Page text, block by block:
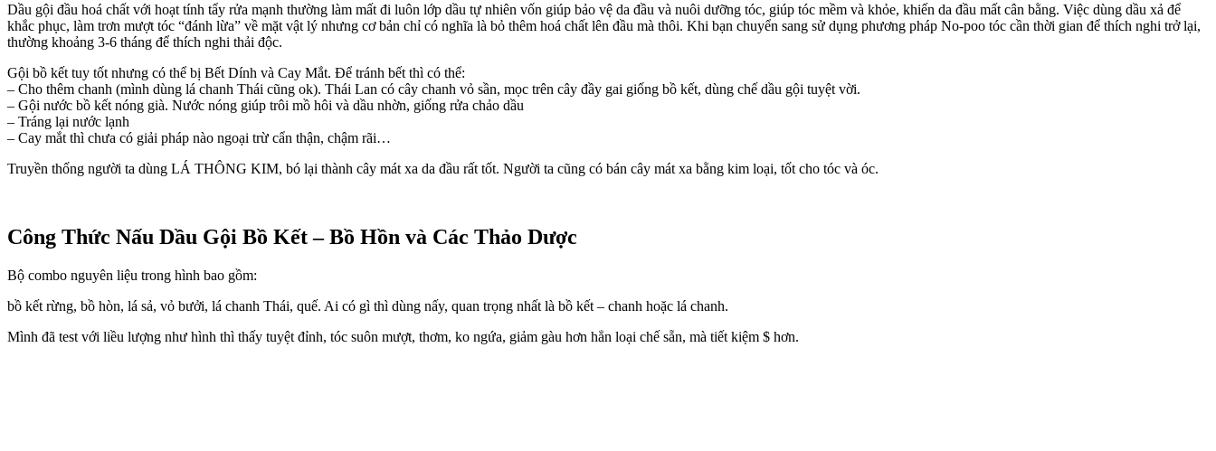
Dầu gội đầu hoá chất với hoạt tính tẩy rửa mạnh thường làm mất đi luôn lớp dầu tự nhiên vốn giúp bảo vệ da đầu và nuôi dưỡng tóc, giúp tóc mềm và khỏe, khiến da đầu mất cân bằng. Việc dùng dầu xả để
khắc phục, làm trơn mượt tóc “đánh lừa” về mặt vật lý nhưng cơ bản chỉ có nghĩa là bỏ thêm hoá chất lên đầu mà thôi. Khi bạn chuyển sang sử dụng phương pháp No-poo tóc cần thời gian để thích nghi trở lại,
thường khoảng 3-6 tháng để thích nghi thải độc.
Gội bồ kết tuy tốt nhưng có thể bị Bết Dính và Cay Mắt. Để tránh bết thì có thể:
– Cho thêm chanh (mình dùng lá chanh Thái cũng ok). Thái Lan có cây chanh vỏ sần, mọc trên cây đầy gai giống bồ kết, dùng chế dầu gội tuyệt vời.
– Gội nước bồ kết nóng già. Nước nóng giúp trôi mồ hôi và dầu nhờn, giống rửa chảo dầu
– Tráng lại nước lạnh
– Cay mắt thì chưa có giải pháp nào ngoại trừ cẩn thận, chậm rãi…
Truyền thống người ta dùng LÁ THÔNG KIM, bó lại thành cây mát xa da đầu rất tốt. Người ta cũng có bán cây mát xa bằng kim loại, tốt cho tóc và óc.
Công Thức Nấu Dầu Gội Bồ Kết – Bồ Hồn và Các Thảo Dược
Bộ combo nguyên liệu trong hình bao gồm:
bồ kết rừng, bồ hòn, lá sả, vỏ bưởi, lá chanh Thái, quế. Ai có gì thì dùng nấy, quan trọng nhất là bồ kết – chanh hoặc lá chanh.
Mình đã test với liều lượng như hình thì thấy tuyệt đỉnh, tóc suôn mượt, thơm, ko ngứa, giảm gàu hơn hẳn loại chế sẵn, mà tiết kiệm $ hơn.